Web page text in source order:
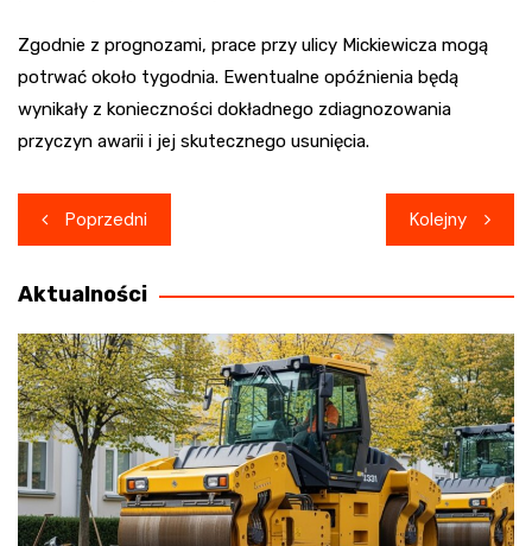
Zgodnie z prognozami, prace przy ulicy Mickiewicza mogą
potrwać około tygodnia. Ewentualne opóźnienia będą
wynikały z konieczności dokładnego zdiagnozowania
przyczyn awarii i jej skutecznego usunięcia.
Nawigacja
wpisu
Poprzedni Kolejny
Aktualności